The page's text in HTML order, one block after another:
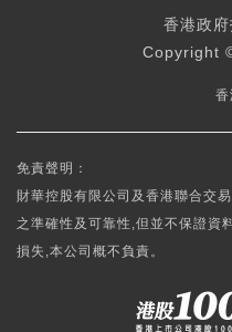
香港政
Copyright
香
免責聲明：
財華控股有限公司及香港聯合交
之準確性及可靠性,但並不保證資
損失,本公司概不負責。